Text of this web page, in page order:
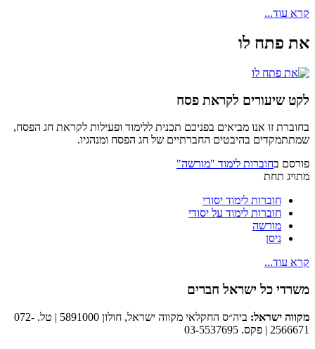
קרא עוד...
את פתח לו
לקט שיעורים לקראת פסח
בחוברת זו אנו מביאים בפניכם תכנית ללימוד ופעילות לקראת חג הפסח,
שמתתמקדים בהיבטים החברתיים של חג הפסח ומנהגיו.
פורסם בחוברות לימוד "מורשה"
מתויג תחת
חוברות לימוד יסודי
חוברות לימוד על יסודי
מורשה
ניסן
קרא עוד...
משרדי כל ישראל חברים
מקווה ישראל:
ביה״ס החקלאי מקווה ישראל, חולון 5891000 | טל. 072-
2566671 | פקס. 03-5537695